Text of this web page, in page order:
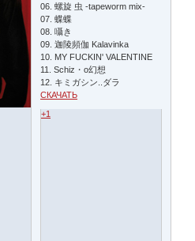
06. 螺旋 虫 -tapeworm mix-
07. 蝶蝶
08. 囁き
09. 迦陵頻伽 Kalavinka
10. MY FUCKIN' VALENTINE
11. Schiz・o幻想
12. キミガシン..ダラ
СКАЧАТЬ
+1